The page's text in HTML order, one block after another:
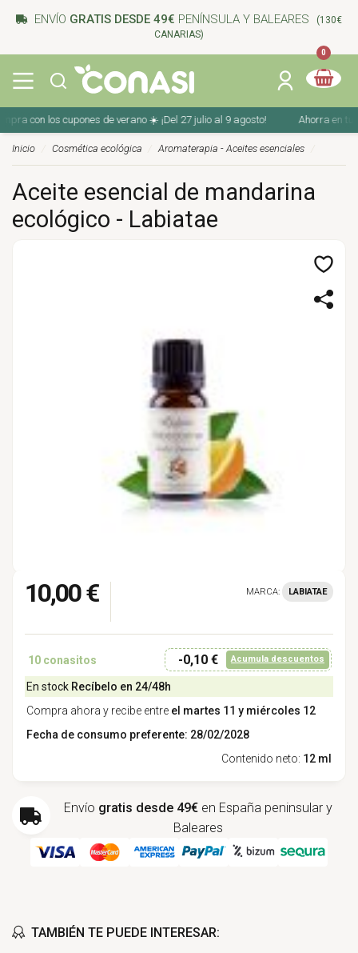
ENVÍO GRATIS DESDE 49€ PENÍNSULA Y BALEARES
(130€
CANARIAS)
0
con los cupones de verano ☀️ ¡Del 27 julio al 9 agosto! Ahorra en tu
Inicio Cosmética ecológica Aromaterapia - Aceites esenciales
Aceite esencial de mandarina
ecológico - Labiatae
10,00 € MARCA: LABIATAE
10 conasitos -0,10 € Acumula descuentos
En stock Recíbelo en 24/48h
Compra ahora y recibe entre el martes 11 y miércoles 12
Fecha de consumo preferente: 28/02/2028
Contenido neto: 12 ml
Envío gratis desde 49€ en España peninsular y
Baleares
TAMBIÉN TE PUEDE INTERESAR: